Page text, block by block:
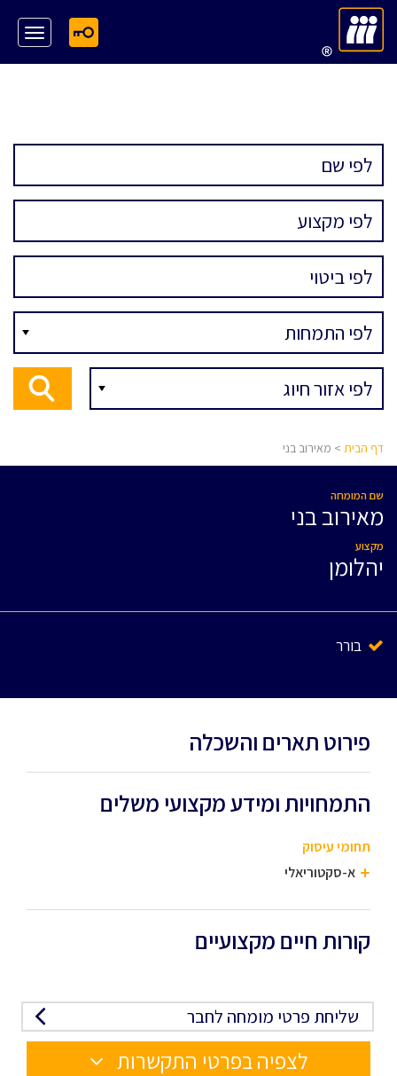
דף הבית > מאירוב בני
שם המומחה
מאירוב בני
מקצוע
יהלומן
בורר
פירוט תארים והשכלה
התמחויות ומידע מקצועי משלים
תחומי עיסוק
א-סקטוריאלי
קורות חיים מקצועיים
שליחת פרטי מומחה לחבר
לצפיה בפרטי התקשרות